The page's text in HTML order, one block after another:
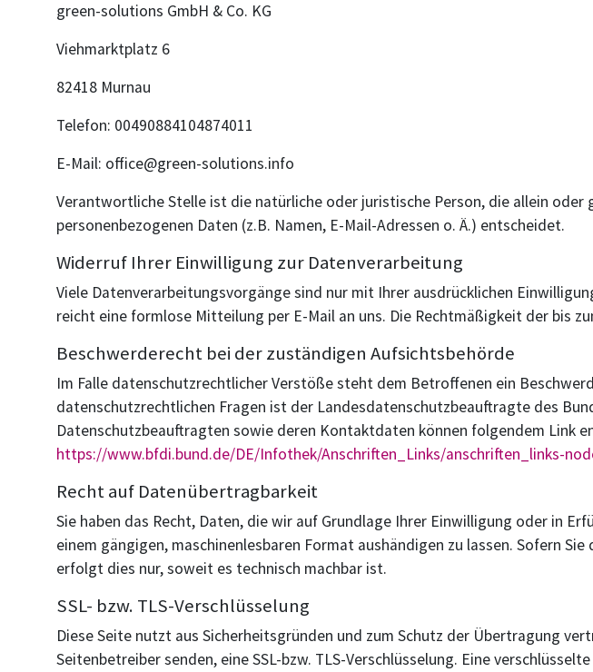
green-solutions GmbH & Co. KG
Viehmarktplatz 6
82418 Murnau
Telefon: 00490884104874011
E-Mail: office@green-solutions.info
Verantwortliche Stelle ist die natürliche oder juristische Person, die allein
personenbezogenen Daten (z.B. Namen, E-Mail-Adressen o. Ä.) entscheidet.
Widerruf Ihrer Einwilligung zur Datenverarbeitung
Viele Datenverarbeitungsvorgänge sind nur mit Ihrer ausdrücklichen
reicht eine formlose Mitteilung per E-Mail an uns. Die Rechtmäßigkeit der bis
Beschwerderecht bei der zuständigen Aufsichtsbehörde
Im Falle datenschutzrechtlicher Verstöße steht dem Betroffenen ein
datenschutzrechtlichen Fragen ist der Landesdatenschutzbeauftragte des
Datenschutzbeauftragten sowie deren Kontaktdaten können folgendem Link
https://www.bfdi.bund.de/DE/Infothek/Anschriften_Links/anschriften_links-
Recht auf Datenübertragbarkeit
Sie haben das Recht, Daten, die wir auf Grundlage Ihrer Einwilligung oder in
einem gängigen, maschinenlesbaren Format aushändigen zu lassen. Sofern
erfolgt dies nur, soweit es technisch machbar ist.
SSL- bzw. TLS-Verschlüsselung
Diese Seite nutzt aus Sicherheitsgründen und zum Schutz der Übertragung
Seitenbetreiber senden, eine SSL-bzw. TLS-Verschlüsselung. Eine